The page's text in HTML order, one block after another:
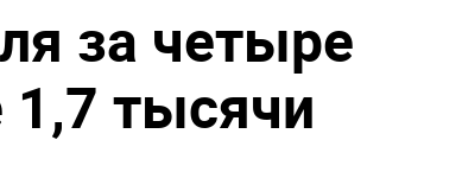
за четыре
тысячи